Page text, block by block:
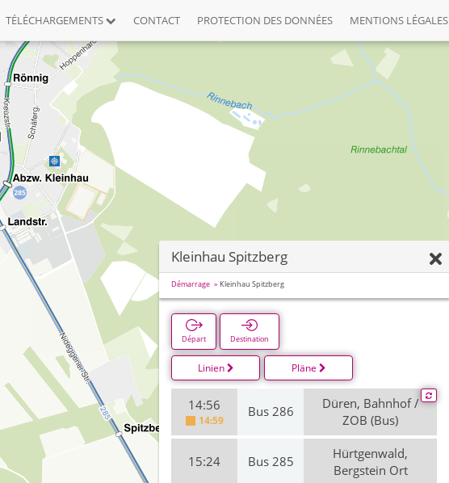
TÉLÉCHARGEMENTS CONTACT PROTECTION DES DONNÉES MENTIONS LÉGALES
Kleinhau Spitzberg
Démarrage Kleinhau Spitzberg
Départ Destination
Linien Pläne
14:56
14:59
Bus 286
Düren, Bahnhof /
ZOB (Bus)
15:24 Bus 285
Hürtgenwald,
Bergstein Ort